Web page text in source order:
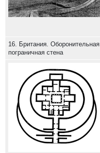
16. Британия. Оборонительная
пограничная стена